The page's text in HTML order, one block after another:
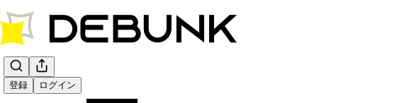
登録 ログイン